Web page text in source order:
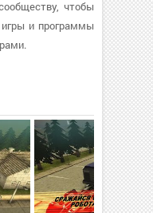
чтобы
игры и программы